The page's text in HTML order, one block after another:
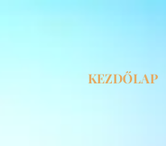
KEZDŐLAP